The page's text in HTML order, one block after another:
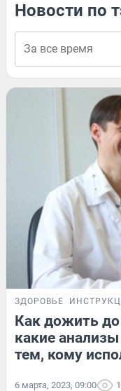
Новости по
ЗДОРОВЬЕ
Как дожить до
какие
тем, кому
6 марта, 2023, 09:00